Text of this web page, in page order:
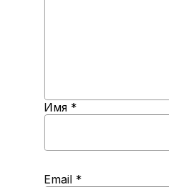
Имя *
Email *